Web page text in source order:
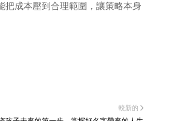
把成本壓到合理範圍，讓策略本身
較新的